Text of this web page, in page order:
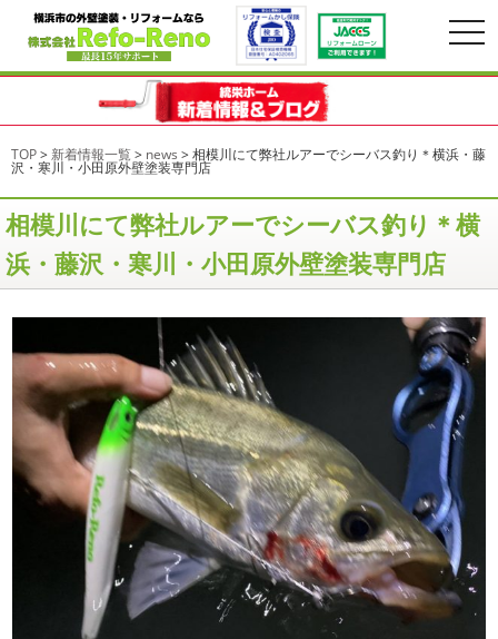
TOP> 新着情報一覧> news >相模川にて弊社ルアーでシーバス釣り＊横浜・藤
沢・寒川・小田原外壁塗装専門店
相模川にて弊社ルアーでシーバス釣り＊横
浜・藤沢・寒川・小田原外壁塗装専門店